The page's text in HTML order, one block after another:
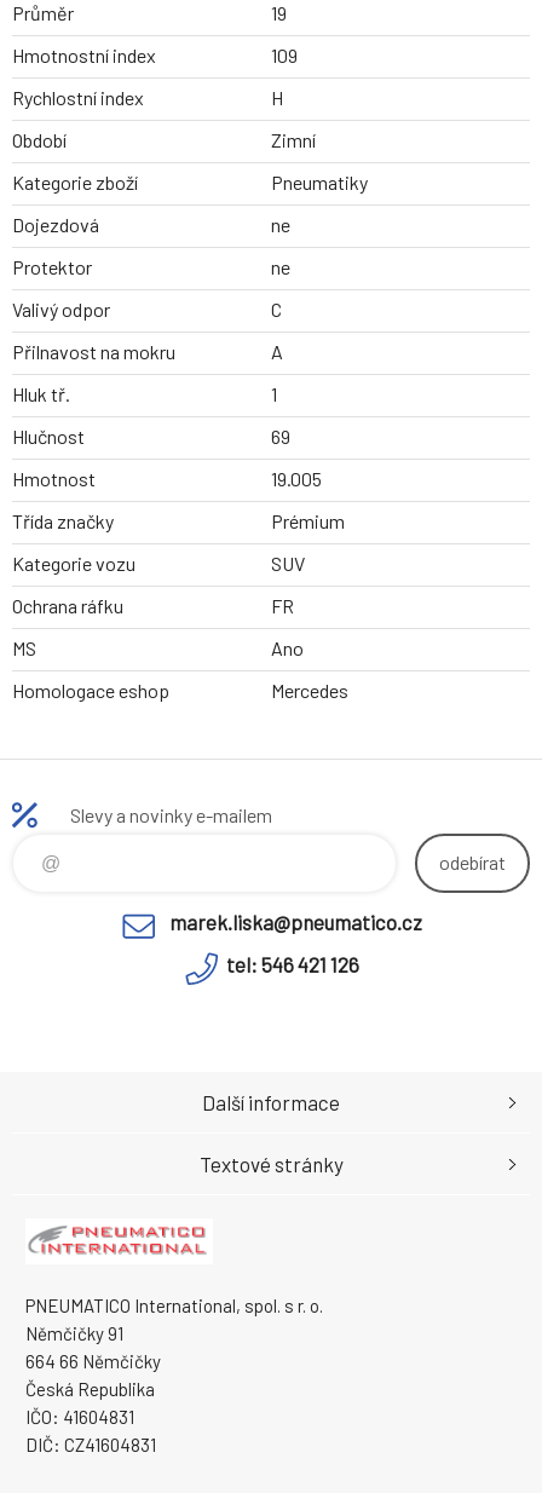
Průměr
19
Hmotnostní index
109
Rychlostní index
H
Období
Zimní
Kategorie zboží
Pneumatiky
Dojezdová
ne
Protektor
ne
Valivý odpor
C
Přilnavost na mokru
A
Hluk tř.
1
Hlučnost
69
Hmotnost
19.005
Třída značky
Prémium
Kategorie vozu
SUV
Ochrana ráfku
FR
MS
Ano
Homologace eshop
Mercedes
Slevy a novinky e-mailem
odebírat
marek.liska@pneumatico.cz
tel: 546 421 126
PNEUMATICO International, spol. s r. o.
Němčičky 91
664 66 Němčičky
Česká Republika
IČO: 41604831
DIČ: CZ41604831
Další informace
Textové stránky